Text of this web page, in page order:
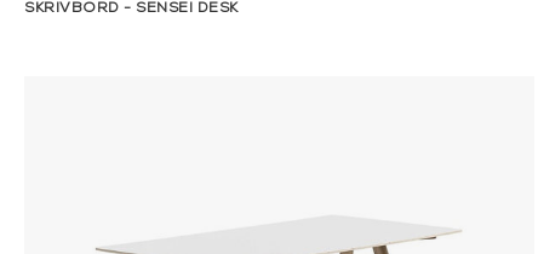
SKRIVBORD - SENSEI DESK